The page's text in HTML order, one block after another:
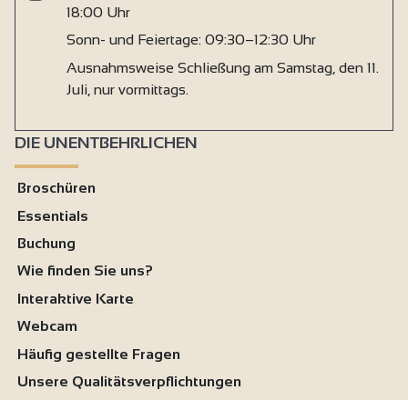
18:00 Uhr
Sonn- und Feiertage: 09:30–12:30 Uhr
Ausnahmsweise Schließung am Samstag, den 11.
Juli, nur vormittags.
DIE UNENTBEHRLICHEN
Broschüren
Essentials
Buchung
Wie finden Sie uns?
Interaktive Karte
Webcam
Häufig gestellte Fragen
Unsere Qualitätsverpflichtungen